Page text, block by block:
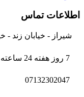
اطلاعات تماس
شیراز - خیابان زند -